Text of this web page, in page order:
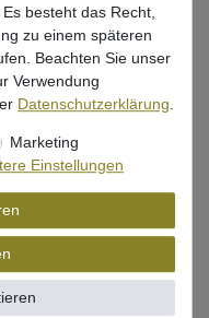
(Ausland)
hier
besteht das Recht,
zu einem späteren
Beachten Sie unser
Verwendung
Daten­schutz­erklärung.
Marketing
Einstellungen